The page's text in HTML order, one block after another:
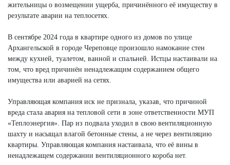
жительницы о возмещении ущерба, причинённого её имуществу в
результате аварии на теплосетях.
В сентябре 2024 года в квартире одного из домов по улице
Архангельской в городе Череповце произошло намокание стен
между кухней, туалетом, ванной и спальней. Истцы настаивали на
том, что вред причинён ненадлежащим содержанием общего
имущества или аварией на сетях.
Управляющая компания иск не признала, указав, что причиной
вреда стала авария на тепловой сети в зоне ответственности МУП
«Теплоэнергия». Пар из подвала уходил в свою вентиляционную
шахту и насыщал влагой бетонные стены, а не через вентиляцию
квартиры. Управляющая компания настаивала, что её вины в
ненадлежащем содержании вентиляционного короба нет.